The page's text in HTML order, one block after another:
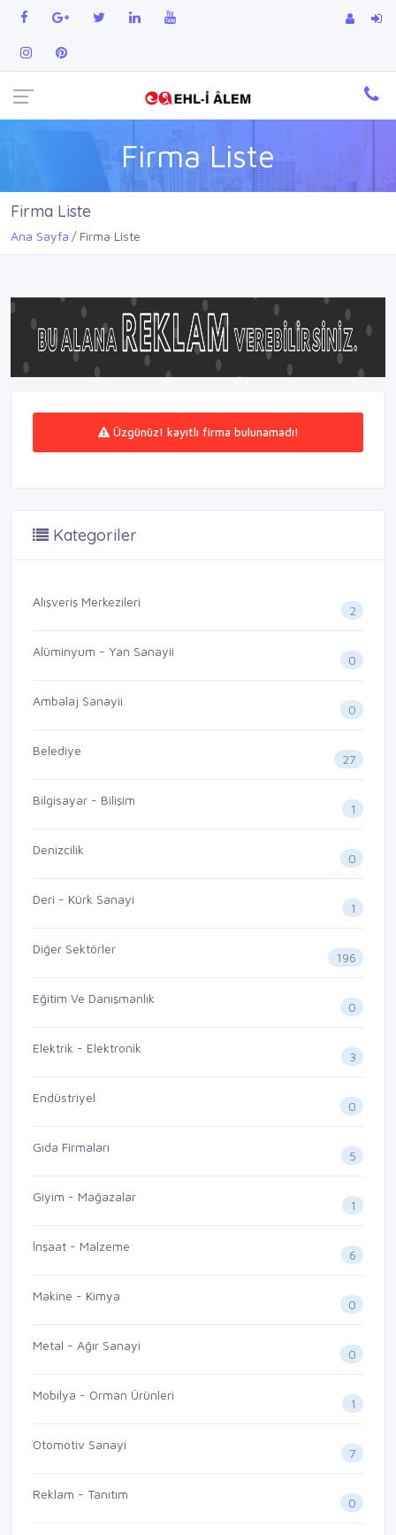
Firma Liste
Firma Liste
Ana Sayfa Firma Liste
Üzgünüz! kayıtlı firma bulunamadı!
Kategoriler
Alışveriş Merkezileri
2
Alüminyum - Yan Sanayii
0
Ambalaj Sanayii
0
Belediye
27
Bilgisayar - Bilişim
1
Denizcilik
0
Deri - Kürk Sanayi
1
Diğer Sektörler
196
Eğitim Ve Danışmanlık
0
Elektrik - Elektronik
3
Endüstriyel
0
Gıda Firmaları
5
Giyim - Mağazalar
1
İnşaat - Malzeme
6
Makine - Kimya
0
Metal - Ağır Sanayi
0
Mobilya - Orman Ürünleri
1
Otomotiv Sanayi
7
Reklam - Tanıtım
0